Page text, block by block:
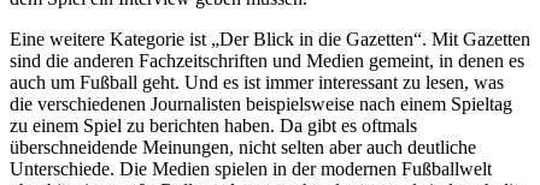
Eine weitere Kategorie ist „Der Blick in die Gazetten“. Mit Gazetten
sind die anderen Fachzeitschriften und Medien gemeint, in denen es
auch um Fußball geht. Und es ist immer interessant zu lesen, was
die verschiedenen Journalisten beispielsweise nach einem Spieltag
zu einem Spiel zu berichten haben. Da gibt es oftmals
überschneidende Meinungen, nicht selten aber auch deutliche
Unterschiede. Die Medien spielen in der modernen Fußballwelt